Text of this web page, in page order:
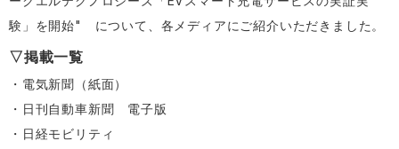
験」を開始" について、各メディアにご紹介いただきました。
▽掲載一覧
・電気新聞（紙面）
・ 日刊自動車新聞 電子版
・ 日経モビリティ